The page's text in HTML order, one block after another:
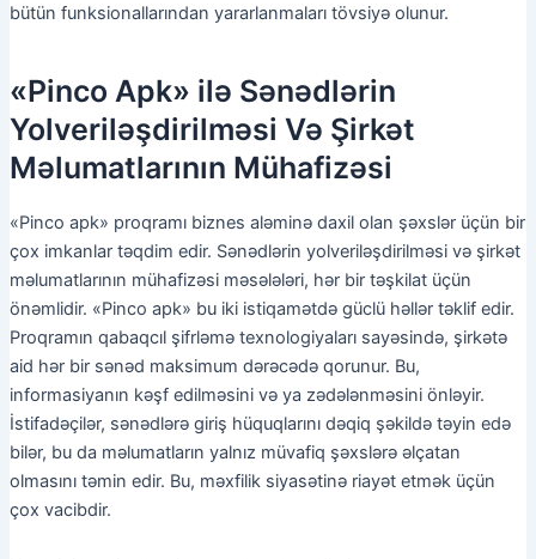
bütün funksionallarından yararlanmaları tövsiyə olunur.
«Pinco Apk» ilə Sənədlərin
Yolveriləşdirilməsi Və Şirkət
Məlumatlarının Mühafizəsi
«Pinco apk» proqramı biznes aləminə daxil olan şəxslər üçün bir
çox imkanlar təqdim edir. Sənədlərin yolveriləşdirilməsi və şirkət
məlumatlarının mühafizəsi məsələləri, hər bir təşkilat üçün
önəmlidir. «Pinco apk» bu iki istiqamətdə güclü həllər təklif edir.
Proqramın qabaqcıl şifrləmə texnologiyaları sayəsində, şirkətə
aid hər bir sənəd maksimum dərəcədə qorunur. Bu,
informasiyanın kəşf edilməsini və ya zədələnməsini önləyir.
İstifadəçilər, sənədlərə giriş hüquqlarını dəqiq şəkildə təyin edə
bilər, bu da məlumatların yalnız müvafiq şəxslərə əlçatan
olmasını təmin edir. Bu, məxfilik siyasətinə riayət etmək üçün
çox vacibdir.